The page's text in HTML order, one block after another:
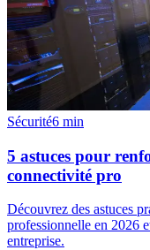
Sécurité6 min
5 astuces pour
connectivité pro
Découvrez des astuces
professionnelle en 2026
entreprise.